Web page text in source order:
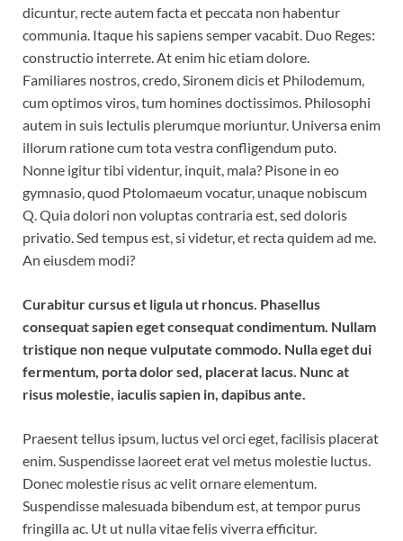
dicuntur, recte autem facta et peccata non habentur
communia. Itaque his sapiens semper vacabit. Duo Reges:
constructio interrete. At enim hic etiam dolore.
Familiares nostros, credo, Sironem dicis et Philodemum,
cum optimos viros, tum homines doctissimos. Philosophi
autem in suis lectulis plerumque moriuntur. Universa enim
illorum ratione cum tota vestra confligendum puto.
Nonne igitur tibi videntur, inquit, mala? Pisone in eo
gymnasio, quod Ptolomaeum vocatur, unaque nobiscum
Q. Quia dolori non voluptas contraria est, sed doloris
privatio. Sed tempus est, si videtur, et recta quidem ad me.
An eiusdem modi?
Curabitur cursus et ligula ut rhoncus. Phasellus
consequat sapien eget consequat condimentum. Nullam
tristique non neque vulputate commodo. Nulla eget dui
fermentum, porta dolor sed, placerat lacus. Nunc at
risus molestie, iaculis sapien in, dapibus ante.
Praesent tellus ipsum, luctus vel orci eget, facilisis placerat
enim. Suspendisse laoreet erat vel metus molestie luctus.
Donec molestie risus ac velit ornare elementum.
Suspendisse malesuada bibendum est, at tempor purus
fringilla ac. Ut ut nulla vitae felis viverra efficitur.